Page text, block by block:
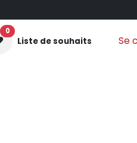
0
Liste de souhaits Se